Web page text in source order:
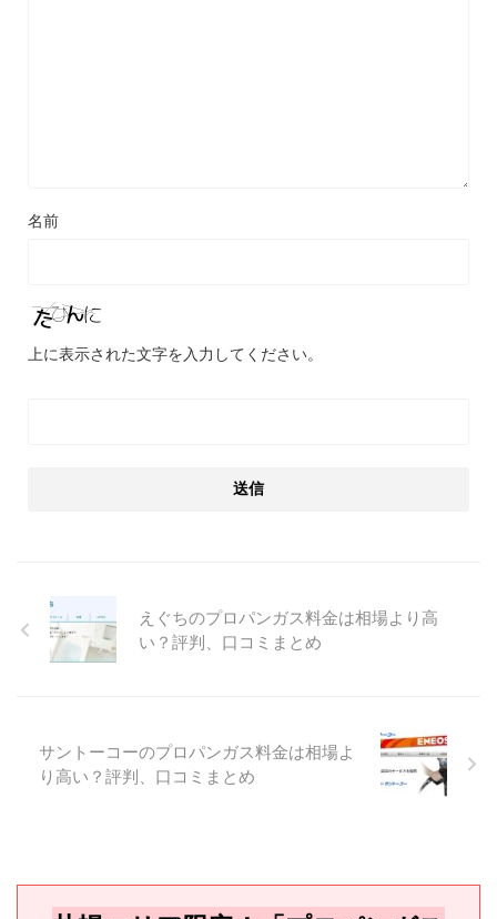
名前
上に表示された文字を入力してください。
えぐちのプロパンガス料金は相場より高
い？評判、口コミまとめ
サントーコーのプロパンガス料金は相場よ
り高い？評判、口コミまとめ